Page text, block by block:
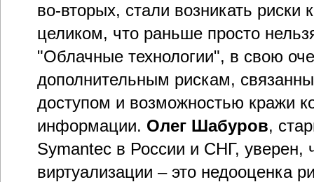
во-вторых, стали возникать риски
целиком, что раньше просто
"Облачные технологии", в свою
дополнительным рискам,
доступом и возможностью кражи
информации. Олег Шабуров,
Symantec в России и СНГ, уверен,
виртуализации – это недооценка